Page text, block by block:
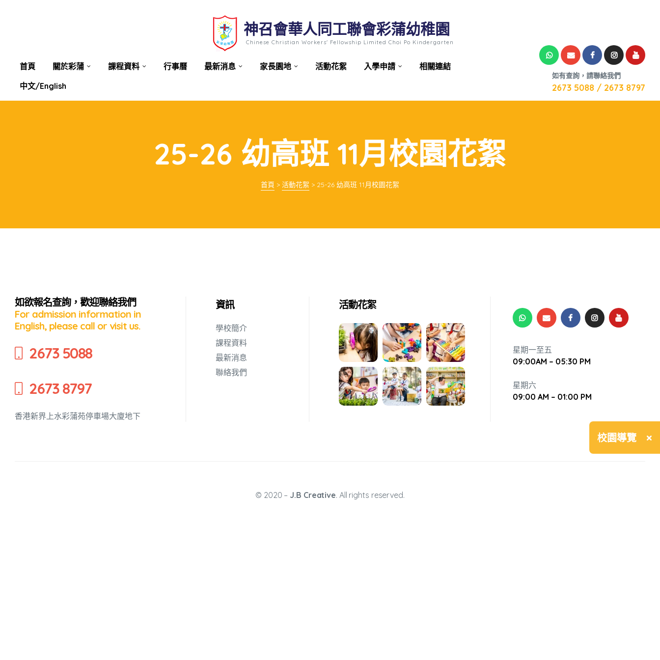
Chinese Christian Workers' Fellowship Limited Choi Po Kindergarten
神召會華人同工聯會彩蒲幼稚園
首頁 關於彩蒲 課程資料 行事曆 最新消息 家長園地 活動花絮 入學申請
相關連結
中文/English
如有查詢，請聯絡我們
2673 5088 / 2673 8797
25-26 幼高班 11月校園花絮
首頁 > 活動花絮 > 25-26 幼高班 11月校園花絮
如欲報名查詢，歡迎聯絡我們
For admission information in
English, please call or visit us.
2673 5088
2673 8797
香港新界上水彩蒲苑停車場大廈地下
資訊
學校簡介
課程資料
最新消息
聯絡我們
活動花絮
星期一至五
09:00AM – 05:30 PM
星期六
09:00 AM – 01:00 PM
© 2020 – J.B Creative. All rights reserved.
校園導覽 ×